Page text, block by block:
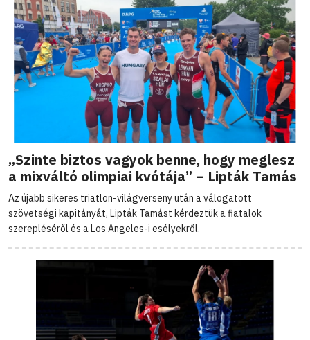
„Szinte biztos vagyok benne, hogy meglesz
a mixváltó olimpiai kvótája” – Lipták Tamás
Az újabb sikeres triatlon-világverseny után a válogatott
szövetségi kapitányát, Lipták Tamást kérdeztük a fiatalok
szerepléséről és a Los Angeles-i esélyekről.